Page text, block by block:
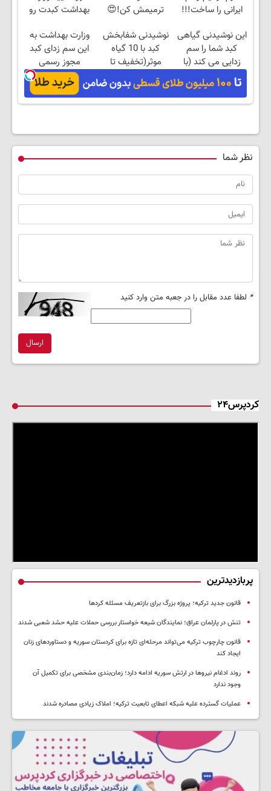
ایرانی را ساخت!!!
ترمیمش کن!😍
بهداشت کبدت رو
کن55%تخفیف
این نوشیدنی گیاهی
کبد شما را سم
زدایی می کند (با
ضمانت مرجوعی)
نوشیدنی شفابخش
کبد با 10 گیاه
موثر(تخفیف تا
امشب)
وزارت بهداشت به
این سم زدای کبد
مجوز رسمی
داده50%تخفیف
نظر شما
* لطفا عدد مقابل را در جعبه متن وارد کنید
ارسال
کردپرس۲۴
پربازدیدترین
قانون جدید ترکیه؛ پروژه بزرگ‌ برای بازتعریف مسئله کردها
تنش در پارلمان عراق؛ نمایندگان شیعه خواستار بررسی حملات علیه حشد شعبی شدند
قانون چارچوب ترکیه می‌تواند مرحله‌ای تازه برای کردستان سوریه و دستاوردهای زنان
ایجاد کند
روند ادغام نیروها در ارتش سوریه ادامه دارد؛ زمان‌بندی مشخصی برای تکمیل آن
وجود ندارد
عملیات گسترده علیه شبکه اعطای تابعیت ترکیه؛ املاک زیادی مصادره شدند